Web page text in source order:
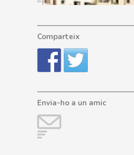
Comparteix
Envia-ho a un amic